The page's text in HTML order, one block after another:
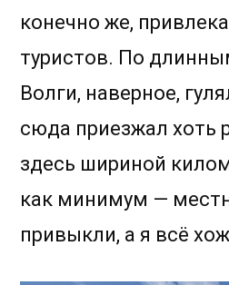
конечно же,
туристов. По
Волги, наверное,
сюда приезжал хоть
здесь шириной
как минимум —
привыкли, а я всё